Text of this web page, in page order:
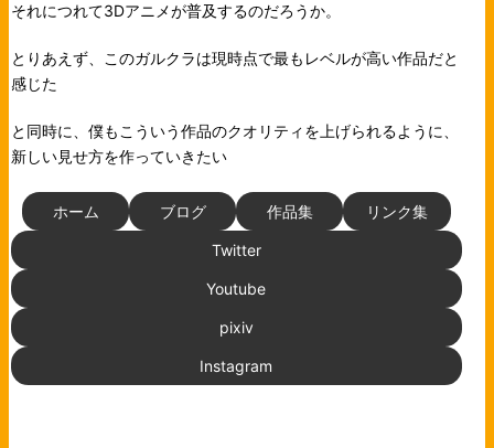
それにつれて3Dアニメが普及するのだろうか。
とりあえず、このガルクラは現時点で最もレベルが高い作品だと
感じた
と同時に、僕もこういう作品のクオリティを上げられるように、
新しい見せ方を作っていきたい
ホーム ブログ 作品集 リンク集
Twitter
Youtube
pixiv
Instagram